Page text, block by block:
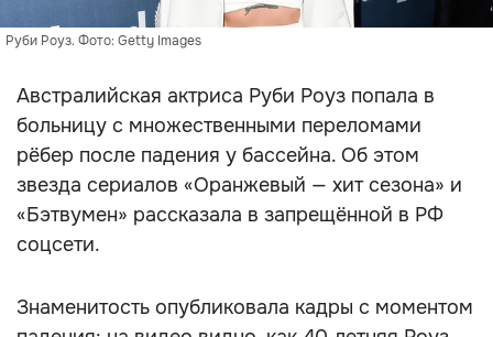
Руби Роуз. Фото: Getty Images
Австралийская актриса Руби Роуз попала в
больницу с множественными переломами
рёбер после падения у бассейна. Об этом
звезда сериалов «Оранжевый — хит сезона» и
«Бэтвумен» рассказала в запрещённой в РФ
соцсети.
Знаменитость опубликовала кадры с моментом